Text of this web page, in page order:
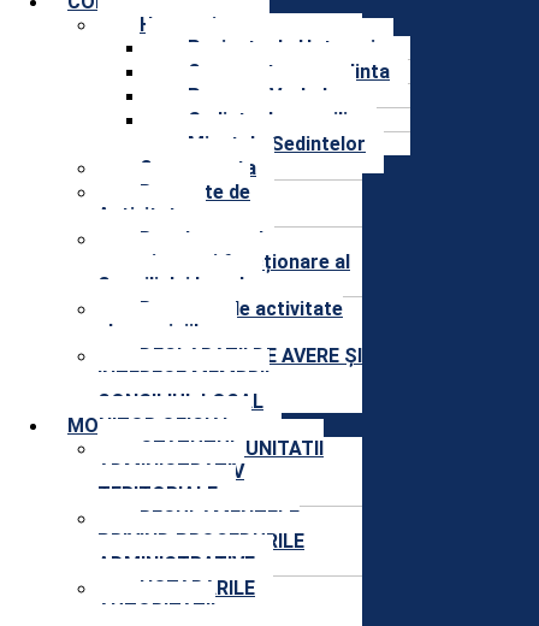
Hotarari
Proiecte de Hotarari
Convocatoare sedinta
Procese Verbale
Sedinte de consiliu
Minutele Sedintelor
Componenta
Rapoarte de
Activitate
Regulament de
organizare și funcționare al
Consiliului Local
Rapoarte de activitate
ale comisiilor
DECLARAȚII DE AVERE ȘI
INTERESE MEMBRII
CONSILIUL LOCAL
MONITOR OFICIAL
STATUTUL UNITATII
ADMINISTRATIV
TERITORIALE
REGULAMENTELE
PRIVIND PROCEDURILE
ADMINISTRATIVE
HOTARARILE
AUTORITATII